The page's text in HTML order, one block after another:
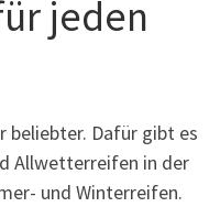
jeden
beliebter. Dafür gibt es
Allwetterreifen in der
und Winterreifen.